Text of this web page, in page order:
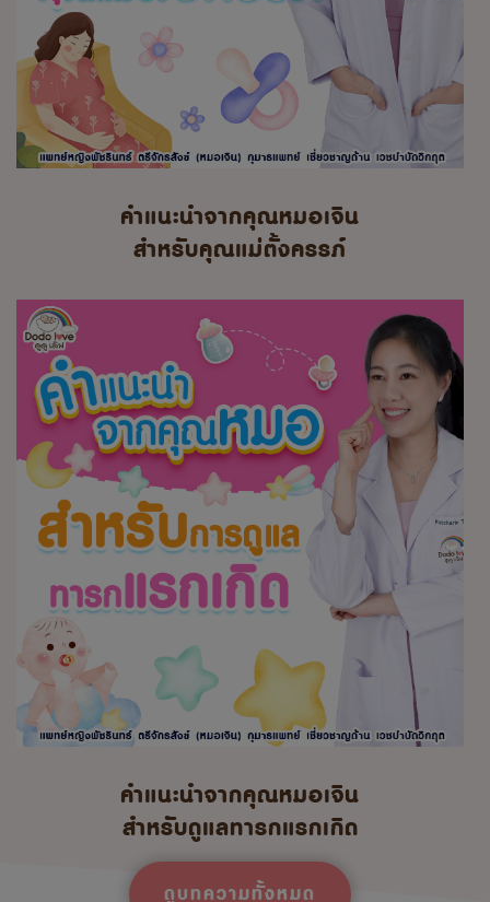
คำแนะนำจากคุณหมอเจิน
สำหรับคุณแม่ตั้งครรภ์
คำแนะนำจากคุณหมอเจิน
สำหรับดูแลทารกแรกเกิด
ดูบทความทั้งหมด